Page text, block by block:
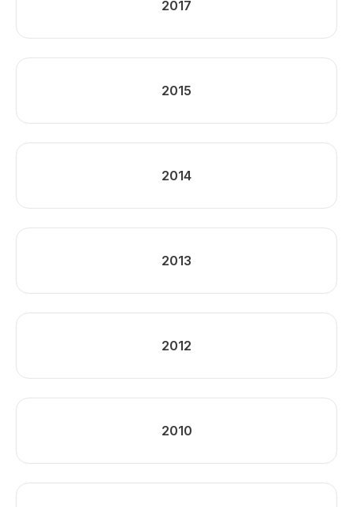
2017
2015
2014
2013
2012
2010